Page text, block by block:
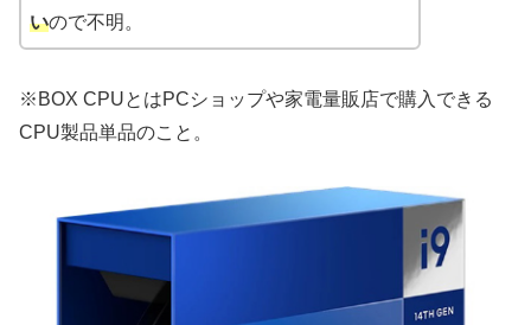
いので不明。
※BOX CPUとはPCショップや家電量販店で購入できる
CPU製品単品のこと。